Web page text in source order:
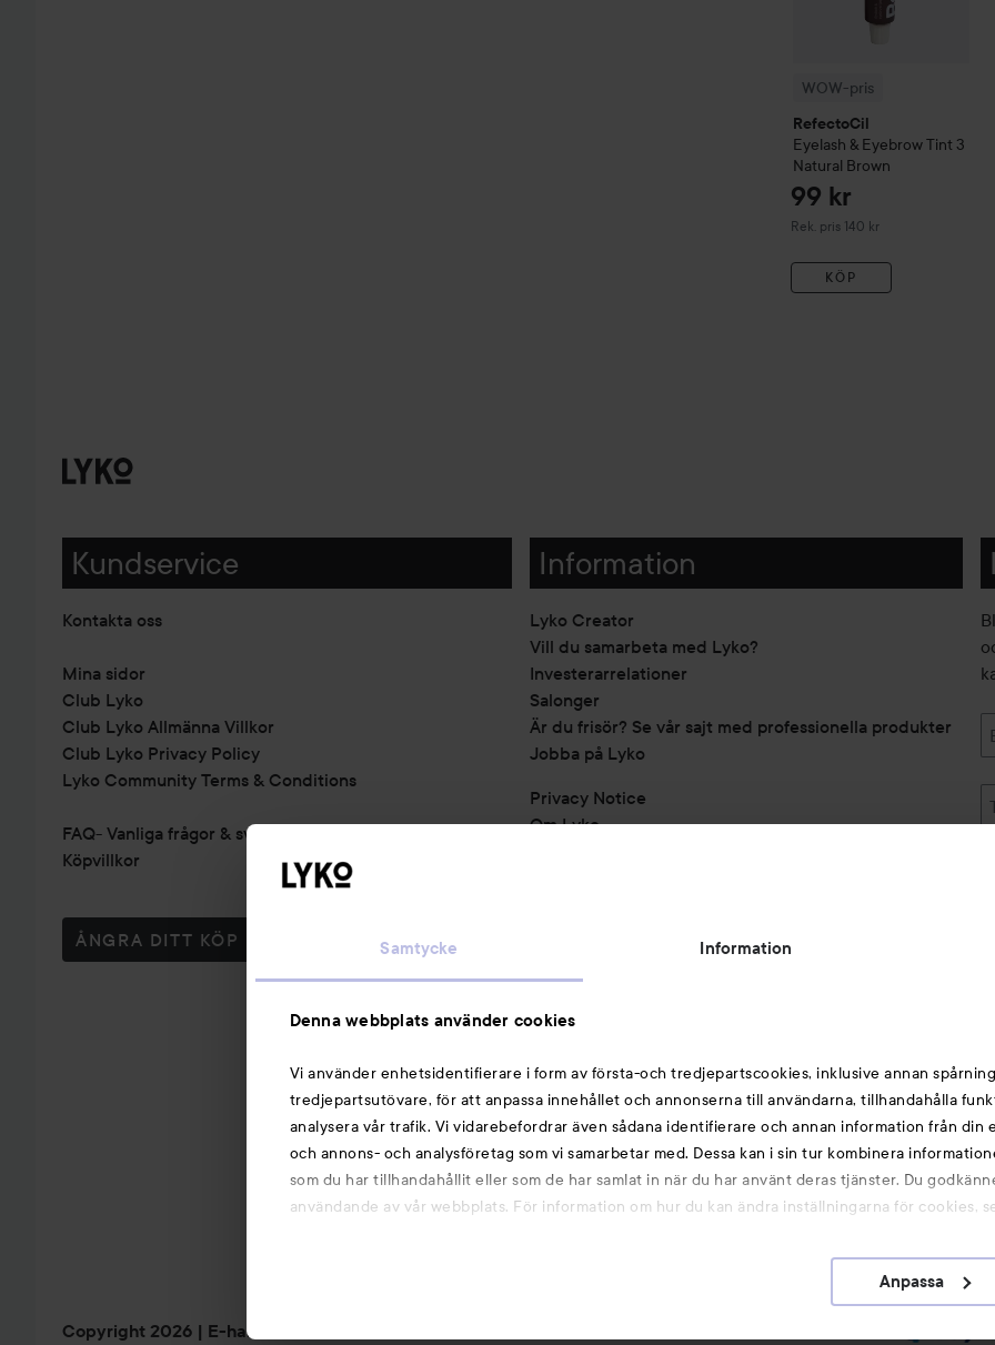
Samtycke Information
Denna webbplats använder cookies
Vi använder enhetsidentifierare i form av första-och tredjepartscookies, inklusive annan
tredjepartsutövare, för att anpassa innehållet och annonserna till användarna, tillhandahålla
analysera vår trafik. Vi vidarebefordrar även sådana identifierare och annan information från din
och annons- och analysföretag som vi samarbetar med. Dessa kan i sin tur kombinera
som du har tillhandahållit eller som de har samlat in när du har använt deras tjänster. Du
användande av vår webbplats. För information om hur du kan ändra inställningarna för cookies,
Anpassa
WOW-pris
RefectoCil
Eyelash & Eyebrow Tint 3
Natural Brown
99 kr
Rek. pris 140 kr
Rekommenderat pris 140 kr
KÖP
Kundservice
Kontakta oss
Mina sidor
Club Lyko
Club Lyko Allmänna Villkor
Club Lyko Privacy Policy
Lyko Community Terms & Conditions
FAQ- Vanliga frågor & svar
Köpvillkor
ÅNGRA DITT KÖP
Information
Lyko Creator
Vill du samarbeta med Lyko?
Investerarrelationer
Salonger
Är du frisör? Se vår sajt med professionella produkter
Jobba på Lyko
Privacy Notice
Om Lyko
Michael Edwards Fragrances of the World
Cookie Consent
Partners
Du kanske också gillar
Smink
Hårnålar
Copyright 2026 E-handel av Avensia